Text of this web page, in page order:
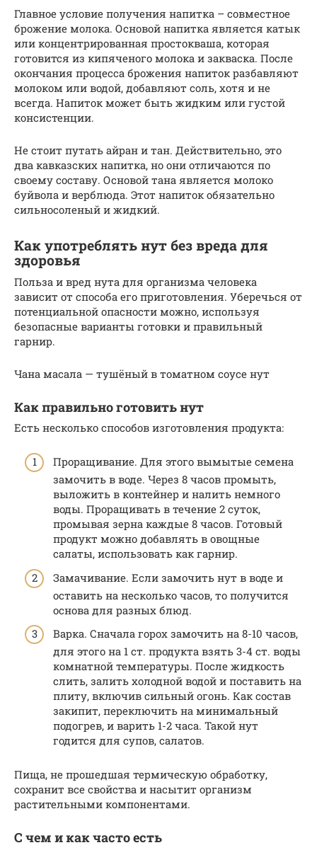
Главное условие получения напитка – совместное
брожение молока. Основой напитка является катык
или концентрированная простокваша, которая
готовится из кипяченого молока и закваска. После
окончания процесса брожения напиток разбавляют
молоком или водой, добавляют соль, хотя и не
всегда. Напиток может быть жидким или густой
консистенции.
Не стоит путать айран и тан. Действительно, это
два кавказских напитка, но они отличаются по
своему составу. Основой тана является молоко
буйвола и верблюда. Этот напиток обязательно
сильносоленый и жидкий.
Как употреблять нут без вреда для
здоровья
Польза и вред нута для организма человека
зависит от способа его приготовления. Уберечься от
потенциальной опасности можно, используя
безопасные варианты готовки и правильный
гарнир.
Чана масала — тушёный в томатном соусе нут
Как правильно готовить нут
Есть несколько способов изготовления продукта:
Проращивание. Для этого вымытые семена
замочить в воде. Через 8 часов промыть,
выложить в контейнер и налить немного
воды. Проращивать в течение 2 суток,
промывая зерна каждые 8 часов. Готовый
продукт можно добавлять в овощные
салаты, использовать как гарнир.
Замачивание. Если замочить нут в воде и
оставить на несколько часов, то получится
основа для разных блюд.
Варка. Сначала горох замочить на 8-10 часов,
для этого на 1 ст. продукта взять 3-4 ст. воды
комнатной температуры. После жидкость
слить, залить холодной водой и поставить на
плиту, включив сильный огонь. Как состав
закипит, переключить на минимальный
подогрев, и варить 1-2 часа. Такой нут
годится для супов, салатов.
Пища, не прошедшая термическую обработку,
сохранит все свойства и насытит организм
растительными компонентами.
С чем и как часто есть